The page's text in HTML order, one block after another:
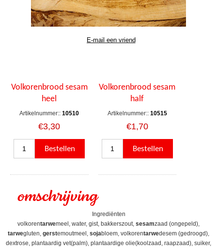
Volkorenbrood sesam
heel
Artikelnummer:: 10510
€3,30
Volkorenbrood sesam
half
Artikelnummer:: 10515
€1,70
omschrijving
Ingrediënten
volkorentarwemeel, water, gist, bakkerszout, sesamzaad (ongepeld),
tarwegluten, gerstemoutmeel, sojabloem, volkorentarwedesem (gedroogd),
dextrose, plantaardig vet(palm), plantaardige olie(koolzaad, raapzaad), suiker,